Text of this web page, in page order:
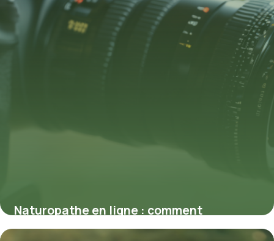
Naturopathe en ligne : comment
optimiser votre santé naturellement